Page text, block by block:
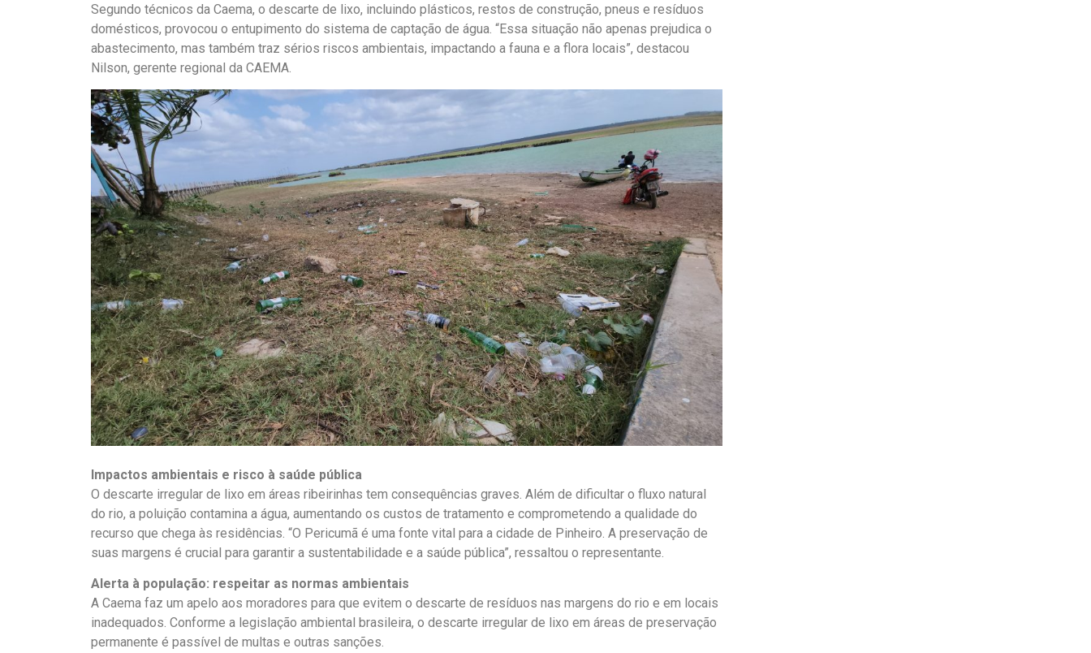
Segundo técnicos da Caema, o descarte de lixo, incluindo plásticos, restos de construção, pneus e resíduos
domésticos, provocou o entupimento do sistema de captação de água. “Essa situação não apenas prejudica o
abastecimento, mas também traz sérios riscos ambientais, impactando a fauna e a flora locais”, destacou
Nilson, gerente regional da CAEMA.
Impactos ambientais e risco à saúde pública
O descarte irregular de lixo em áreas ribeirinhas tem consequências graves. Além de dificultar o fluxo natural
do rio, a poluição contamina a água, aumentando os custos de tratamento e comprometendo a qualidade do
recurso que chega às residências. “O Pericumã é uma fonte vital para a cidade de Pinheiro. A preservação de
suas margens é crucial para garantir a sustentabilidade e a saúde pública”, ressaltou o representante.
Alerta à população: respeitar as normas ambientais
A Caema faz um apelo aos moradores para que evitem o descarte de resíduos nas margens do rio e em locais
inadequados. Conforme a legislação ambiental brasileira, o descarte irregular de lixo em áreas de preservação
permanente é passível de multas e outras sanções.